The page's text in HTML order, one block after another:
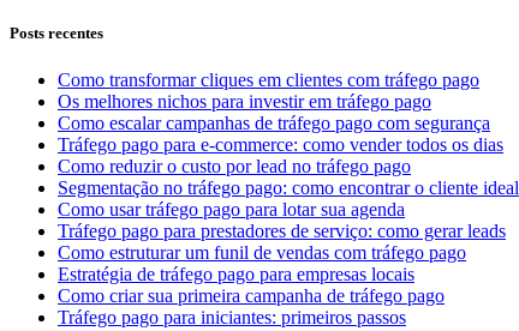
Posts recentes
Como transformar cliques em clientes com tráfego pago
Os melhores nichos para investir em tráfego pago
Como escalar campanhas de tráfego pago com segurança
Tráfego pago para e-commerce: como vender todos os dias
Como reduzir o custo por lead no tráfego pago
Segmentação no tráfego pago: como encontrar o cliente ideal
Como usar tráfego pago para lotar sua agenda
Tráfego pago para prestadores de serviço: como gerar leads
Como estruturar um funil de vendas com tráfego pago
Estratégia de tráfego pago para empresas locais
Como criar sua primeira campanha de tráfego pago
Tráfego pago para iniciantes: primeiros passos